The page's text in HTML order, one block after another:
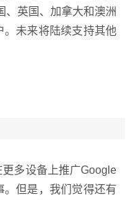
、英国、加拿大和澳洲
。未来将陆续支持其他
多设备上推广Google
。但是，我们觉得还有